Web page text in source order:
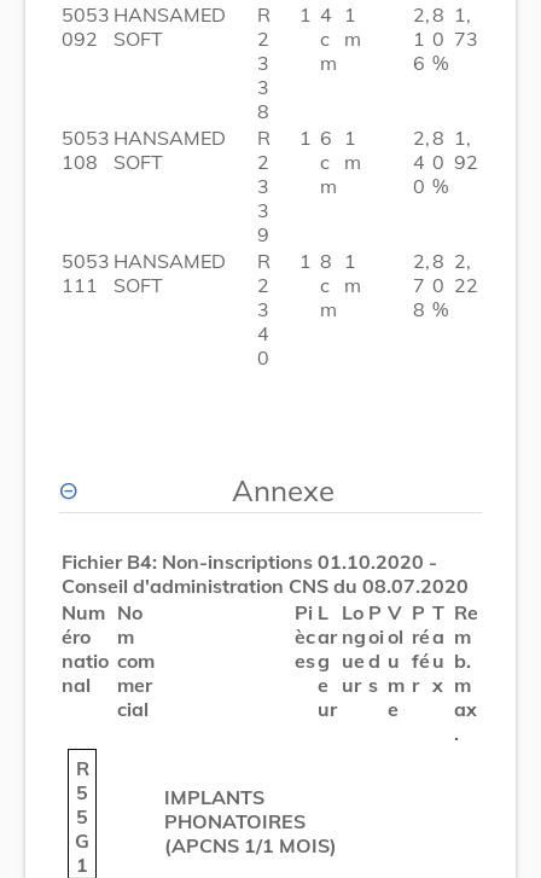
5053
092
HANSAMED
SOFT
R
2
3
3
8
1 4
c
m
1
m
2,
1
6
8
0
%
1,
73
5053
108
HANSAMED
SOFT
R
2
3
3
9
1 6
c
m
1
m
2,
4
0
8
0
%
1,
92
5053
111
HANSAMED
SOFT
R
2
3
4
0
1 8
c
m
1
m
2,
7
8
8
0
%
2,
22
Annexe
Fichier B4: Non-inscriptions 01.10.2020 -
Conseil d'administration CNS du 08.07.2020
Num
éro
natio
nal
No
m
com
mer
cial
Pi
èc
es
L
ar
g
e
ur
Lo
ng
ue
ur
P
oi
d
s
V
ol
u
m
e
P
ré
fé
r
T
a
u
x
Re
m
b.
m
ax
.
R
5
5
G
1
IMPLANTS
PHONATOIRES
(APCNS 1/1 MOIS)